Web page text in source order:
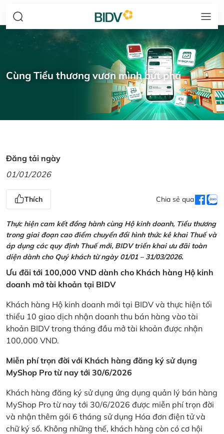
Cùng Tiểu thương vươn mình bứt phá
Đăng tải ngày
01/01/2026
Thích Chia sẻ qua
Thực hiện cam kết đồng hành cùng Hộ kinh doanh, Tiểu thương
trong giai đoạn cao điểm chuyển đổi hình thức kê khai Thuế và
áp dụng các quy định Thuế mới, BIDV triển khai ưu đãi toàn
diện dành cho Quý khách từ ngày 01/01 – 31/03/2026.
Ưu đãi tới 100,000 VND dành cho Khách hàng Hộ kinh
doanh mở tài khoản tại BIDV
Khách hàng Hộ kinh doanh mới tại BIDV và thực hiện tối
thiểu 10 giao dịch nhận doanh thu bán hàng vào tài
khoản BIDV trong tháng đầu mở tài khoản được nhận
100,000 VND.
Miễn phí trọn đời với Khách hàng đăng ký sử dụng
MyShop Pro từ nay tới 30/6/2026
Khách hàng đăng ký sử dụng ứng dụng quản lý bán hàng
MyShop Pro từ nay tới 30/6/2026 được miễn phí trọn đời
và nhận thêm gói 6 tháng sử dụng Hóa đơn điện tử và
chữ ký số. Không những thế, khách hàng còn có cơ hội